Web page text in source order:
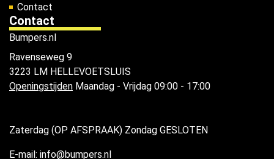
Contact
Contact
Bumpers.nl
Ravenseweg 9
3223 LM HELLEVOETSLUIS
Openingstijden Maandag - Vrijdag 09:00 - 17:00
Zaterdag (OP AFSPRAAK) Zondag GESLOTEN
E-mail: info@bumpers.nl